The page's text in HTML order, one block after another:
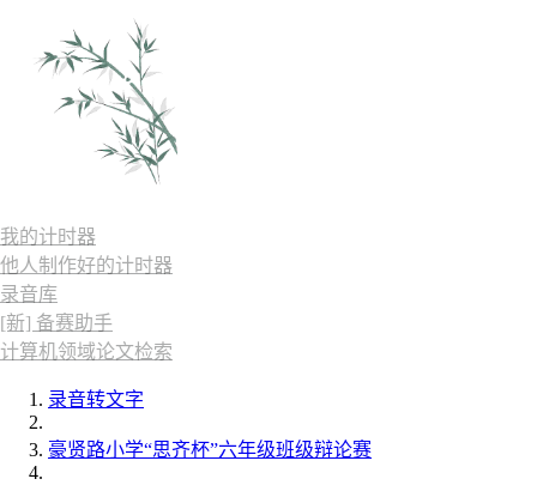
我的计时器
他人制作好的计时器
录音库
[新] 备赛助手
计算机领域论文检索
录音转文字
豪贤路小学“思齐杯”六年级班级辩论赛